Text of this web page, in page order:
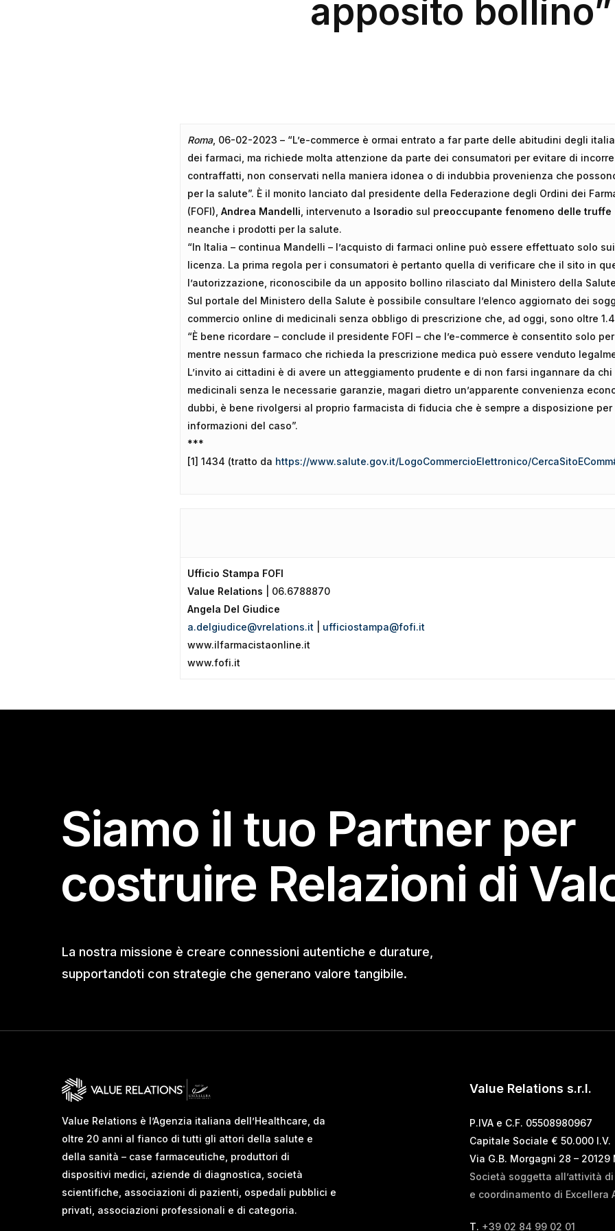
apposito bollino”
Roma, 06-02-2023 – “L’e-commerce è ormai entrato a far parte delle abitudini degli
dei farmaci, ma richiede molta attenzione da parte dei consumatori per evitare di
contraffatti, non conservati nella maniera idonea o di indubbia provenienza che
per la salute”. È il monito lanciato dal presidente della Federazione degli Ordini dei
(FOFI), Andrea Mandelli , intervenuto a Isoradio sul preoccupante fenomeno delle truffe
neanche i prodotti per la salute.
“In Italia – continua Mandelli – l’acquisto di farmaci online può essere effettuato solo
licenza. La prima regola per i consumatori è pertanto quella di verificare che il sito in
l’autorizzazione, riconoscibile da un apposito bollino rilasciato dal Ministero della
Sul portale del Ministero della Salute è possibile consultare l’elenco aggiornato dei
commercio online di medicinali senza obbligo di prescrizione che, ad oggi, sono oltre
“È bene ricordare – conclude il presidente FOFI – che l’e-commerce è consentito solo
mentre nessun farmaco che richieda la prescrizione medica può essere venduto
L’invito ai cittadini è di avere un atteggiamento prudente e di non farsi ingannare da
medicinali senza le necessarie garanzie, magari dietro un’apparente convenienza
dubbi, è bene rivolgersi al proprio farmacista di fiducia che è sempre a disposizione
informazioni del caso”.
***
[1] 1434 (tratto da https://www.salute.gov.it/LogoCommercioElettronico/
Ufficio Stampa FOFI
Value Relations | 06.6788870
Angela Del Giudice
a.delgiudice@vrelations.it
ufficiostampa@fofi.it
www.ilfarmacistaonline.it
www.fofi.it
Siamo il tuo Partner per
costruire Relazioni di
La nostra missione è creare connessioni autentiche e durature,
supportandoti con strategie che generano valore tangibile.
Value Relations è l’Agenzia italiana dell’Healthcare, da
oltre 20 anni al fianco di tutti gli attori della salute e
della sanità – case farmaceutiche, produttori di
dispositivi medici, aziende di diagnostica, società
scientifiche, associazioni di pazienti, ospedali pubblici e
privati, associazioni professionali e di categoria.
Value Relations s.r.l.
P.IVA e C.F. 05508980967
Capitale Sociale € 50.000 I.V.
Via G.B. Morgagni 28 – 20129
Società soggetta all’attività
e coordinamento di Excellera
T. +39 02 84 99 02 01